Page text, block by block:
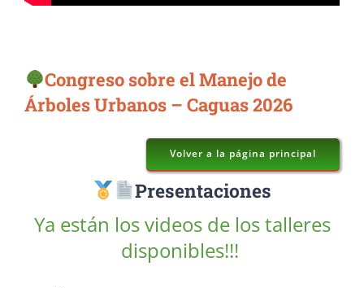
Congreso sobre el Manejo de
Árboles Urbanos – Caguas 2026
Volver a la página principal
Presentaciones
Ya están los videos de los talleres
disponibles!!!